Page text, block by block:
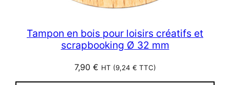
Tampon en bois pour loisirs créatifs et
scrapbooking Ø 32 mm
7,90 € HT (9,24 € TTC)